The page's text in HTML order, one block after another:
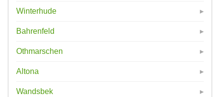
Winterhude
Bahrenfeld
Othmarschen
Altona
Wandsbek